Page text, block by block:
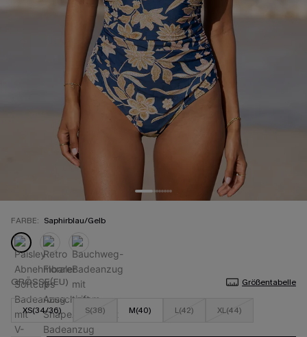
FARBE: Saphirblau/Gelb
GRÖSSE(EU) Größentabelle
XS(34/36) S(38) M(40) L(42) XL(44)